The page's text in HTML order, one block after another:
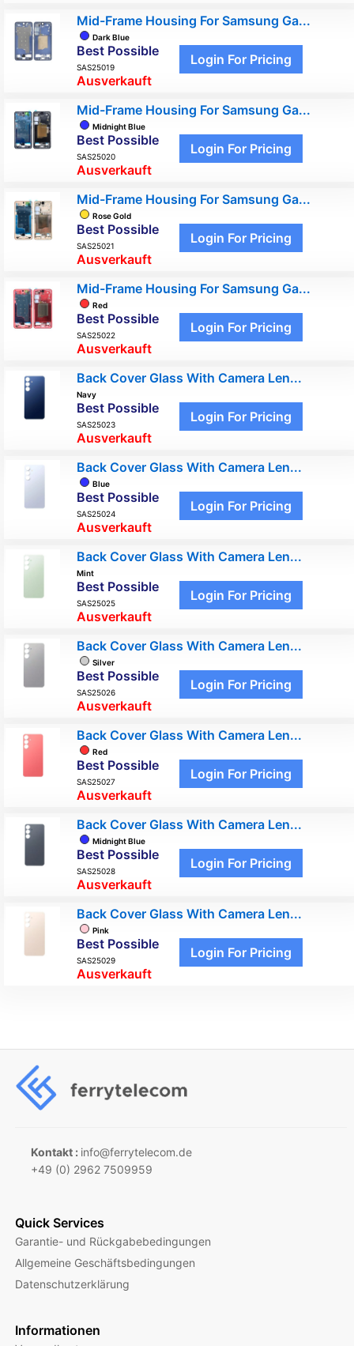
Mid-Frame Housing For Samsung Ga...
Dark Blue
Best Possible
SAS25019
Ausverkauft
Login For Pricing
Mid-Frame Housing For Samsung Ga...
Midnight Blue
Best Possible
SAS25020
Ausverkauft
Login For Pricing
Mid-Frame Housing For Samsung Ga...
Rose Gold
Best Possible
SAS25021
Ausverkauft
Login For Pricing
Mid-Frame Housing For Samsung Ga...
Red
Best Possible
SAS25022
Ausverkauft
Login For Pricing
Back Cover Glass With Camera Len...
Navy
Best Possible
SAS25023
Ausverkauft
Login For Pricing
Back Cover Glass With Camera Len...
Blue
Best Possible
SAS25024
Ausverkauft
Login For Pricing
Back Cover Glass With Camera Len...
Mint
Best Possible
SAS25025
Ausverkauft
Login For Pricing
Back Cover Glass With Camera Len...
Silver
Best Possible
SAS25026
Ausverkauft
Login For Pricing
Back Cover Glass With Camera Len...
Red
Best Possible
SAS25027
Ausverkauft
Login For Pricing
Back Cover Glass With Camera Len...
Midnight Blue
Best Possible
SAS25028
Ausverkauft
Login For Pricing
Back Cover Glass With Camera Len...
Pink
Best Possible
SAS25029
Ausverkauft
Login For Pricing
Kontakt : info@ferrytelecom.de
+49 (0) 2962 7509959
Quick Services
Garantie- und Rückgabebedingungen
Allgemeine Geschäftsbedingungen
Datenschutzerklärung
Informationen